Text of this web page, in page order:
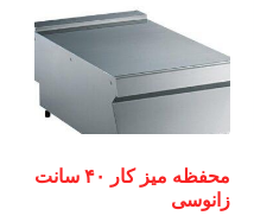
محفظه میز کار ۴۰ سانت
زانوسی